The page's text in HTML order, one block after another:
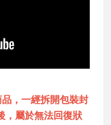
，一經拆開包裝封
，屬於無法回復狀